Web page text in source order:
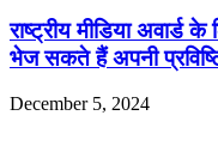
राष्ट्रीय मीडिया अवार्ड
भेज सकते हैं अपनी
December 5, 2024